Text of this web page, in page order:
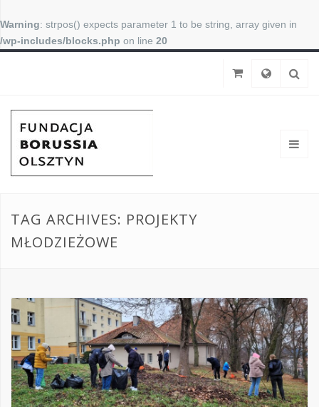
Warning: strpos() expects parameter 1 to be string, array given in
/wp-includes/blocks.php on line 20
TAG ARCHIVES: PROJEKTY
MŁODZIEŻOWE